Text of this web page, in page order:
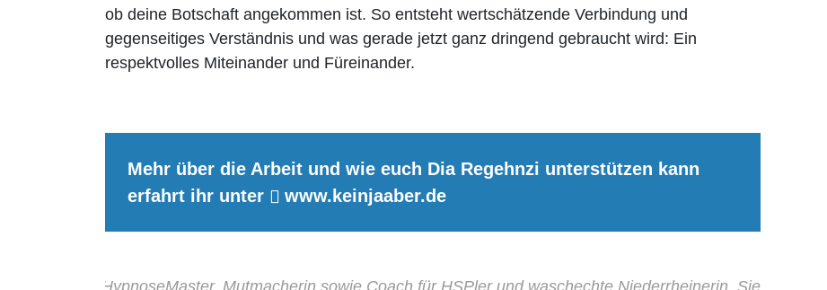
ob deine Botschaft angekommen ist. So entsteht wertschätzende Verbindung und
gegenseitiges Verständnis und was gerade jetzt ganz dringend gebraucht wird: Ein
respektvolles Miteinander und Füreinander.
Mehr über die Arbeit und wie euch Dia Regehnzi unterstützen kann
erfahrt ihr unter
www.keinjaaber.de
1970, ist HypnoseMaster, Mutmacherin sowie Coach für HSPler und waschechte Niederrheinerin. Sie begleitet